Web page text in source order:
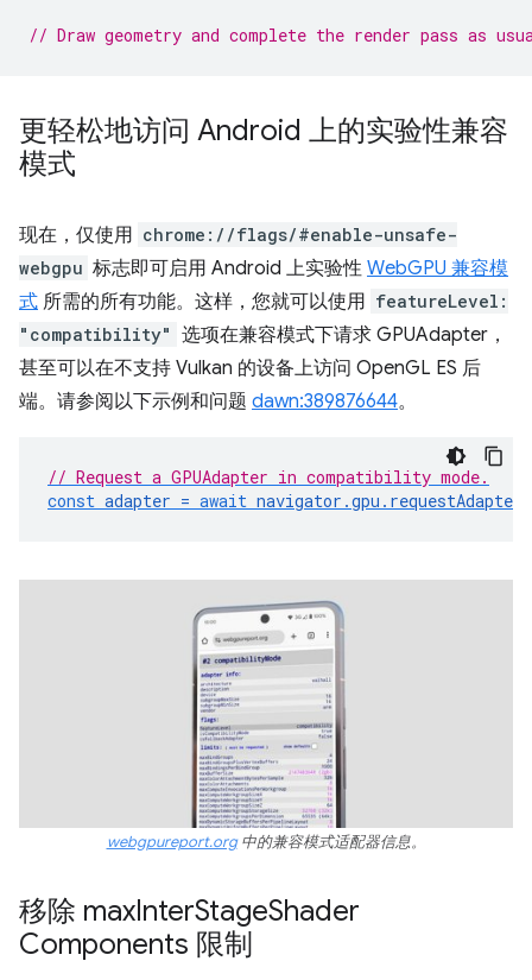
// Draw geometry and complete the render pass as
更轻松地访问 Android 上的实验性兼容
模式
现在，仅使用 chrome://flags/#enable-unsafe-
webgpu 标志即可启用 Android 上实验性 WebGPU 兼容模
式 所需的所有功能。这样，您就可以使用 featureLevel:
"compatibility" 选项在兼容模式下请求 GPUAdapter，
甚至可以在不支持 Vulkan 的设备上访问 OpenGL ES 后
端。请参阅以下示例和问题 dawn:389876644。
// Request a GPUAdapter in compatibility mode.
const adapter = await navigator .gpu . requestAdapter
webgpureport.org中的兼容模式适配器信息。
移除 maxInterStageShader
Components 限制